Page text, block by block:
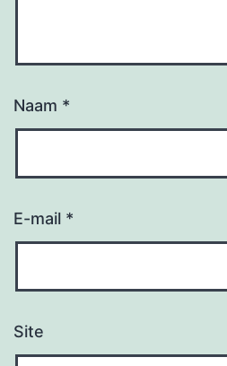
Naam *
E-mail *
Site